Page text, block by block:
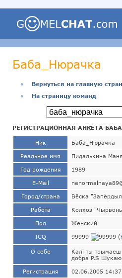
Баба_Нюрачка
●
Вернуться на главную
●
На страницу команд
РЕГИСТРАЦИОННАЯ АНКЕТА
Ник Баба_Нюрачка
Реальное имя Пидалькина
Год рождения 1989
E-Mail
Город/страна Вёска
Работа Колхоз
Пол Женский
ICQ 99999 (
О себе
Калі ты трымаеш
добра P.S
Регистрация 02.06.2005